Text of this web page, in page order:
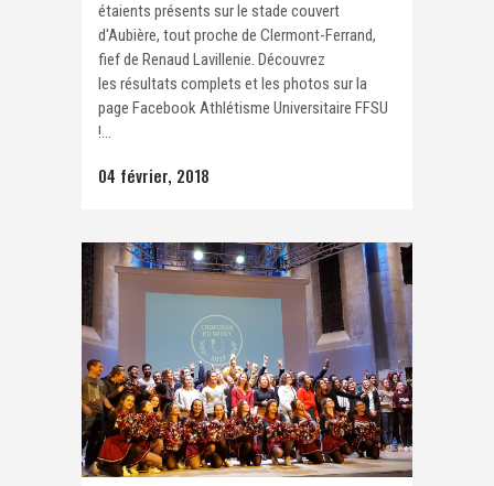
étaients présents sur le stade couvert
d'Aubière, tout proche de Clermont-Ferrand,
fief de Renaud Lavillenie. Découvrez
les résultats complets et les photos sur la
page Facebook Athlétisme Universitaire FFSU
!...
04 février, 2018